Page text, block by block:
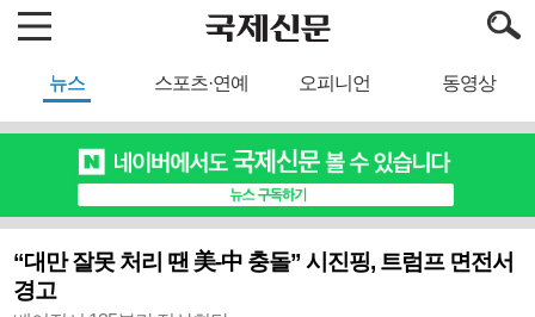
뉴스 스포츠·연예 오피니언 동영상
“대만 잘못 처리 땐 美-中 충돌” 시진핑, 트럼프 면전서
경고